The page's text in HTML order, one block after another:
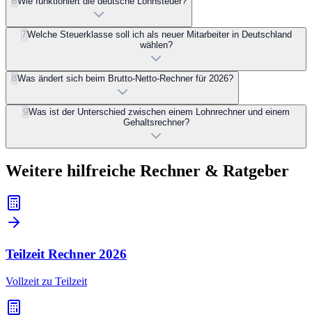
7Welche Steuerklasse soll ich als neuer Mitarbeiter in Deutschland
wählen?
8Was ändert sich beim Brutto-Netto-Rechner für 2026?
9Was ist der Unterschied zwischen einem Lohnrechner und einem
Gehaltsrechner?
Weitere hilfreiche Rechner & Ratgeber
Teilzeit Rechner 2026
Vollzeit zu Teilzeit